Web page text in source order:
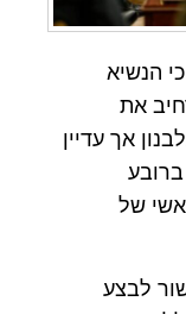
הנשיא
את
אך עדיין
ברובע
של
לבצע